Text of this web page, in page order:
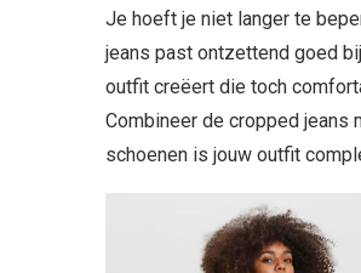
Je hoeft je niet langer te
jeans past ontzettend goed
outfit creëert die toch
Combineer de cropped jeans
schoenen is jouw outfit